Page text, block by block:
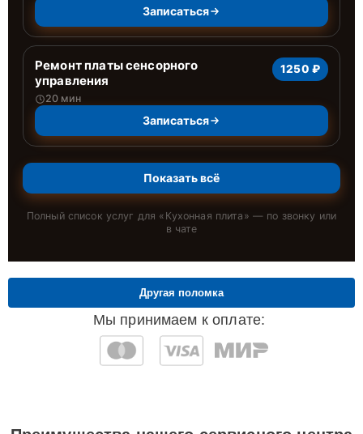
Записаться
Ремонт платы сенсорного
управления
20 мин
1250 ₽
Записаться
Показать всё
Полный список услуг для « Кухонная плита » — по звонку или
в чате
Мы принимаем к оплате:
Другая поломка